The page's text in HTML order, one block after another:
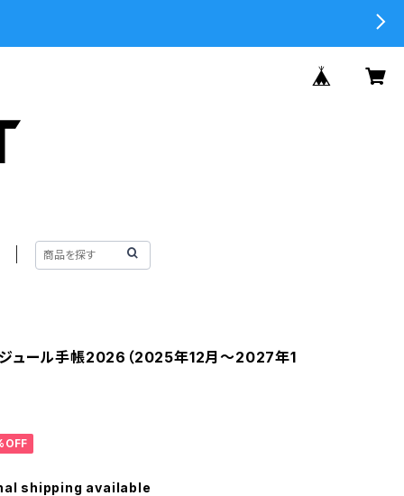
ュール手帳2026（2025年12月〜2027年1
shipping available